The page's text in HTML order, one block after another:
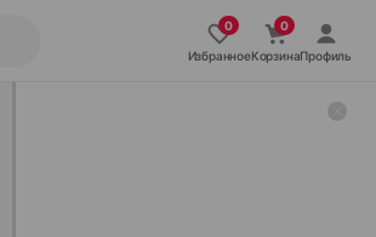
ИзбранноеКорзинаПрофиль